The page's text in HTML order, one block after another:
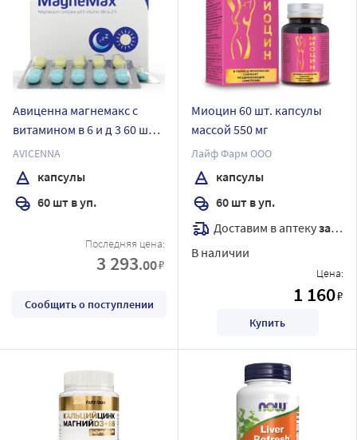
Авиценна магнемакс с
витамином в 6 и д 3 60 шт.
капсулы массой 1750 мг
AVICENNA
капсулы
60 шт в уп.
Последняя цена:
3 293.00₽
Сообщить о поступлении
Миоцин 60 шт. капсулы
массой 550 мг
Лайф Фарм ООО
капсулы
60 шт в уп.
Доставим в аптекузавтра
В наличии
Цена:
1 160₽
Купить